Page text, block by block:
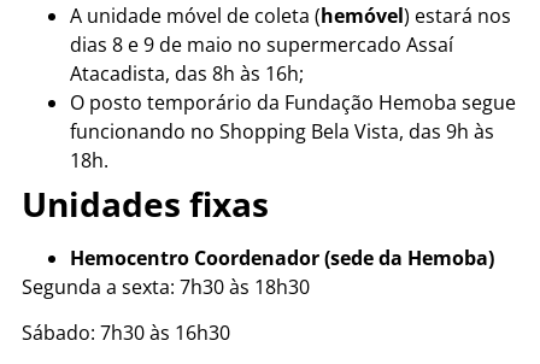
A unidade móvel de coleta (hemóvel) estará nos
dias 8 e 9 de maio no supermercado Assaí
Atacadista, das 8h às 16h;
O posto temporário da Fundação Hemoba segue
funcionando no Shopping Bela Vista, das 9h às
18h.
Unidades fixas
Hemocentro Coordenador (sede da Hemoba)
Segunda a sexta: 7h30 às 18h30
Sábado: 7h30 às 16h30